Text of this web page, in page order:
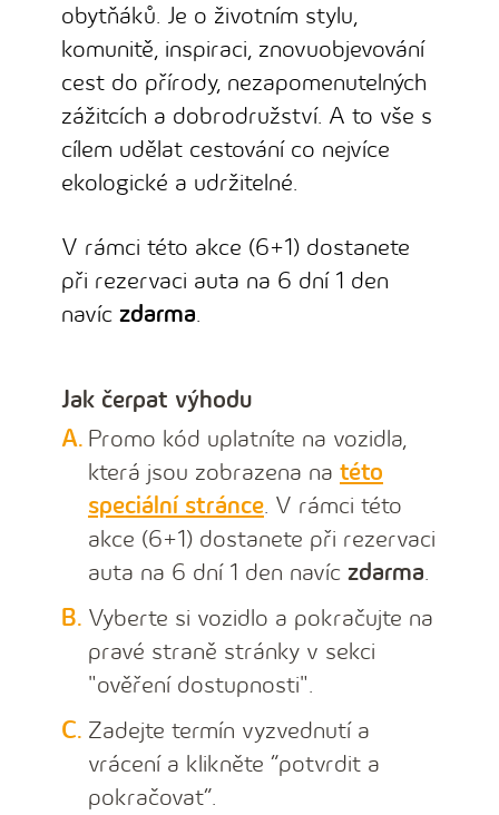
obytňáků. Je o životním stylu,
komunitě, inspiraci, znovuobjevování
cest do přírody, nezapomenutelných
zážitcích a dobrodružství. A to vše s
cílem udělat cestování co nejvíce
ekologické a udržitelné.
V rámci této akce (6+1) dostanete
při rezervaci auta na 6 dní 1 den
navíc zdarma.
Jak čerpat výhodu
Promo kód uplatníte na vozidla,
která jsou zobrazena na této
speciální stránce. V rámci této
akce (6+1) dostanete při rezervaci
auta na 6 dní 1 den navíc zdarma.
Vyberte si vozidlo a pokračujte na
pravé straně stránky v sekci
"ověření dostupnosti".
Zadejte termín vyzvednutí a
vrácení a klikněte “potvrdit a
pokračovat”.